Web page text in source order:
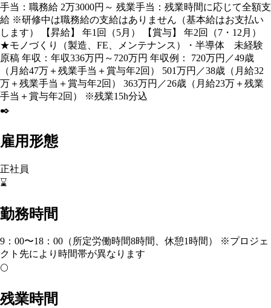
手当：職務給 2万3000円～ 残業手当：残業時間に応じて全額支
給 ※研修中は職務給の支給はありません（基本給はお支払い
します） 【昇給】 年1回（5月） 【賞与】 年2回（7・12月）
★モノづくり（製造、FE、メンテナンス）・半導体 未経験
原稿 年収：年収336万円～720万円 年収例： 720万円／49歳
（月給47万＋残業手当＋賞与年2回） 501万円／38歳（月給32
万＋残業手当＋賞与年2回） 363万円／26歳（月給23万＋残業
手当＋賞与年2回） ※残業15h分込
✒️
雇用形態
正社員
⌛
勤務時間
9：00〜18：00（所定労働時間8時間、休憩1時間） ※プロジェ
クト先により時間帯が異なります
🌕
残業時間